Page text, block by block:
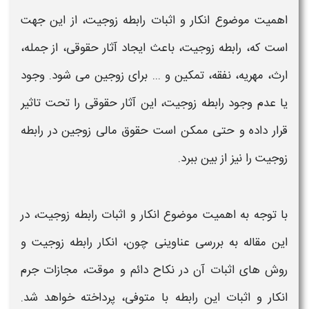
اهمیت موضوع انکار و اثبات رابطه زوجیت، از این جهت
است که، رابطه زوجیت، باعث ایجاد آثار حقوقی، از جمله،
ارث، مهریه، نفقه، تمکین و ... برای زوجین می شود. وجود
یا عدم وجود رابطه زوجیت، این آثار حقوقی را تحت تاثیر
قرار داده و حتی ممکن است حقوق مالی زوجین در رابطه
زوجیت را نیز از بین ببرد.
با توجه به اهمیت موضوع انکار و اثبات رابطه زوجیت، در
این مقاله به بررسی عناوینی چون، انکار رابطه زوجیتو
روش های اثبات آن در نکاح دائم و موقت، مجازات جرم
انکارو اثبات این رابطه با متوفی، پرداخته خواهد شد.